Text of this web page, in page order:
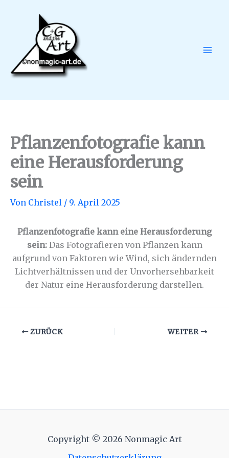
springen
Pflanzenfotografie kann
eine Herausforderung
sein
Von Christel / 9. April 2025
Pflanzenfotografie kann eine Herausforderung
sein:Das Fotografieren von Pflanzen kann
aufgrund von Faktoren wie Wind, sich ändernden
Lichtverhältnissen und der Unvorhersehbarkeit
der Natur eine Herausforderung darstellen.
ZURÜCK WEITER
Copyright © 2026 Nonmagic Art